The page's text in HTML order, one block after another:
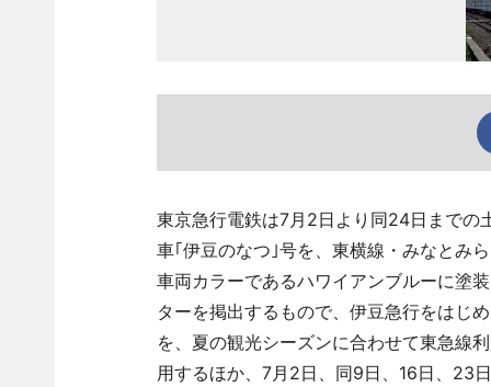
東京急行電鉄は7月2日より同24日までの
車｢伊豆のなつ｣号を、東横線・みなとみ
車両カラーであるハワイアンブルーに塗
ターを掲出するもので、伊豆急行をはじ
を、夏の観光シーズンに合わせて東急線
用するほか、7月2日、同9日、16日、23